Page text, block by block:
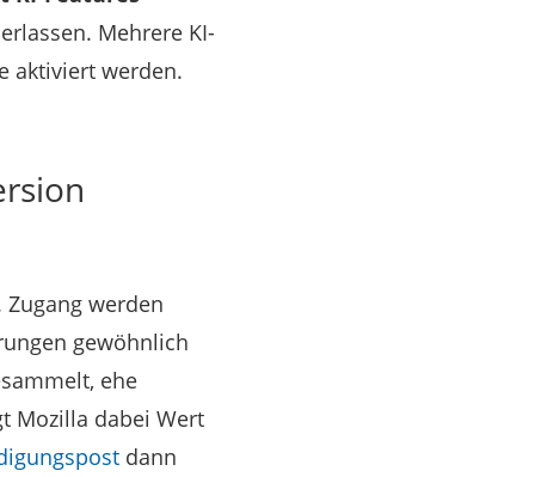
Mehrere KI-
aktiviert werden.
werden
gewöhnlich
ehe
Mozilla dabei Wert
dann